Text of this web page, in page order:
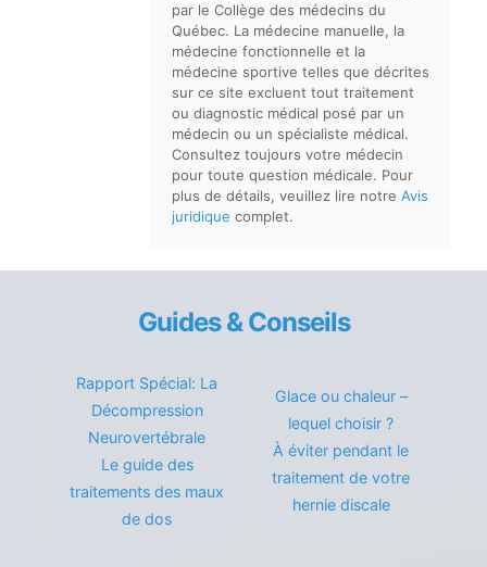
par le Collège des médecins du
Québec. La médecine manuelle, la
médecine fonctionnelle et la
médecine sportive telles que décrites
sur ce site excluent tout traitement
ou diagnostic médical posé par un
médecin ou un spécialiste médical.
Consultez toujours votre médecin
pour toute question médicale. Pour
plus de détails, veuillez lire notre Avis
juridique complet.
Guides & Conseils
Rapport Spécial: La
Décompression
Neurovertébrale
Le guide des
traitements des maux
de dos
Glace ou chaleur –
lequel choisir ?
À éviter pendant le
traitement de votre
hernie discale